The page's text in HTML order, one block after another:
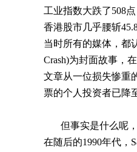
工业指数大跌了508
香港股市几乎腰斩
当时所有的媒体，都
Crash)为封面故事，
文章从一位损失惨重
票的个人投资者已降
但事实是什么呢
在随后的1990年代，